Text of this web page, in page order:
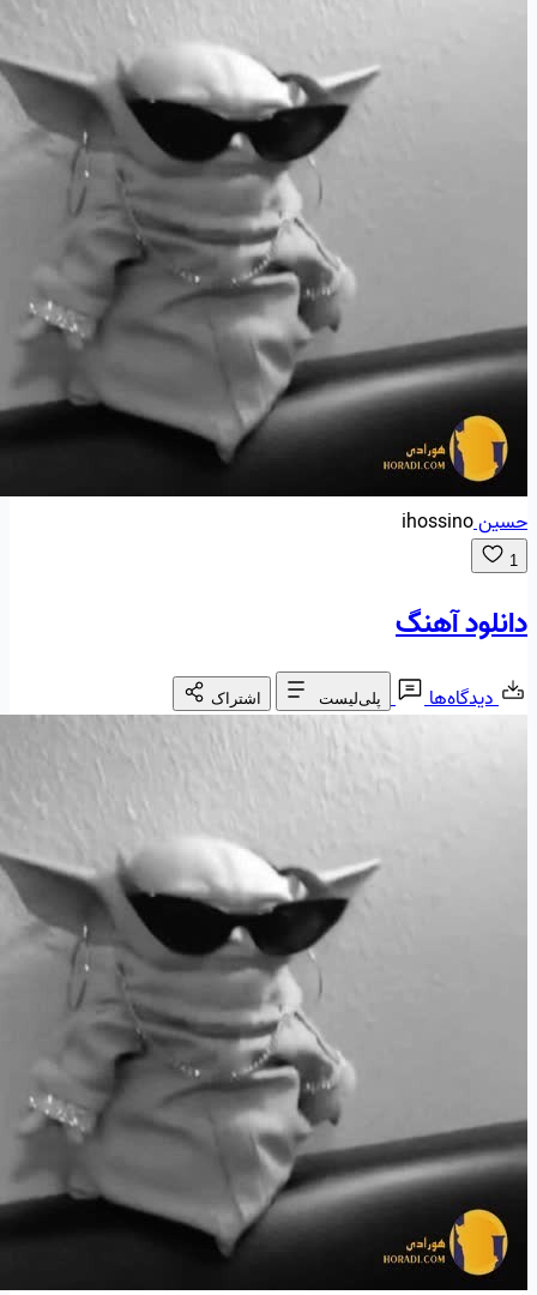
حسینihossino
1
دانلود آهنگ
دیدگاه‌ها پلی‌لیست اشتراک